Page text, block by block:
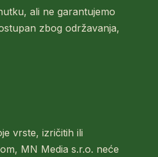
ali ne garantujemo
zbog održavanja,
vrste, izričitih ili
MN Media s.r.o. neće